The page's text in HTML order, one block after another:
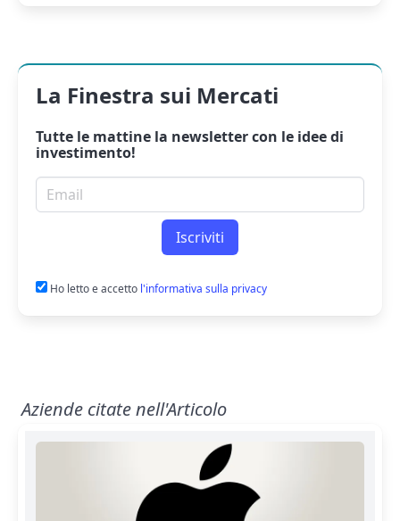
La Finestra sui Mercati
Tutte le mattine la newslettercon le idee di
investimento!
Email per newsletter
Iscriviti
Ho letto e accetto l'informativa sulla privacy
Aziende citate nell'Articolo